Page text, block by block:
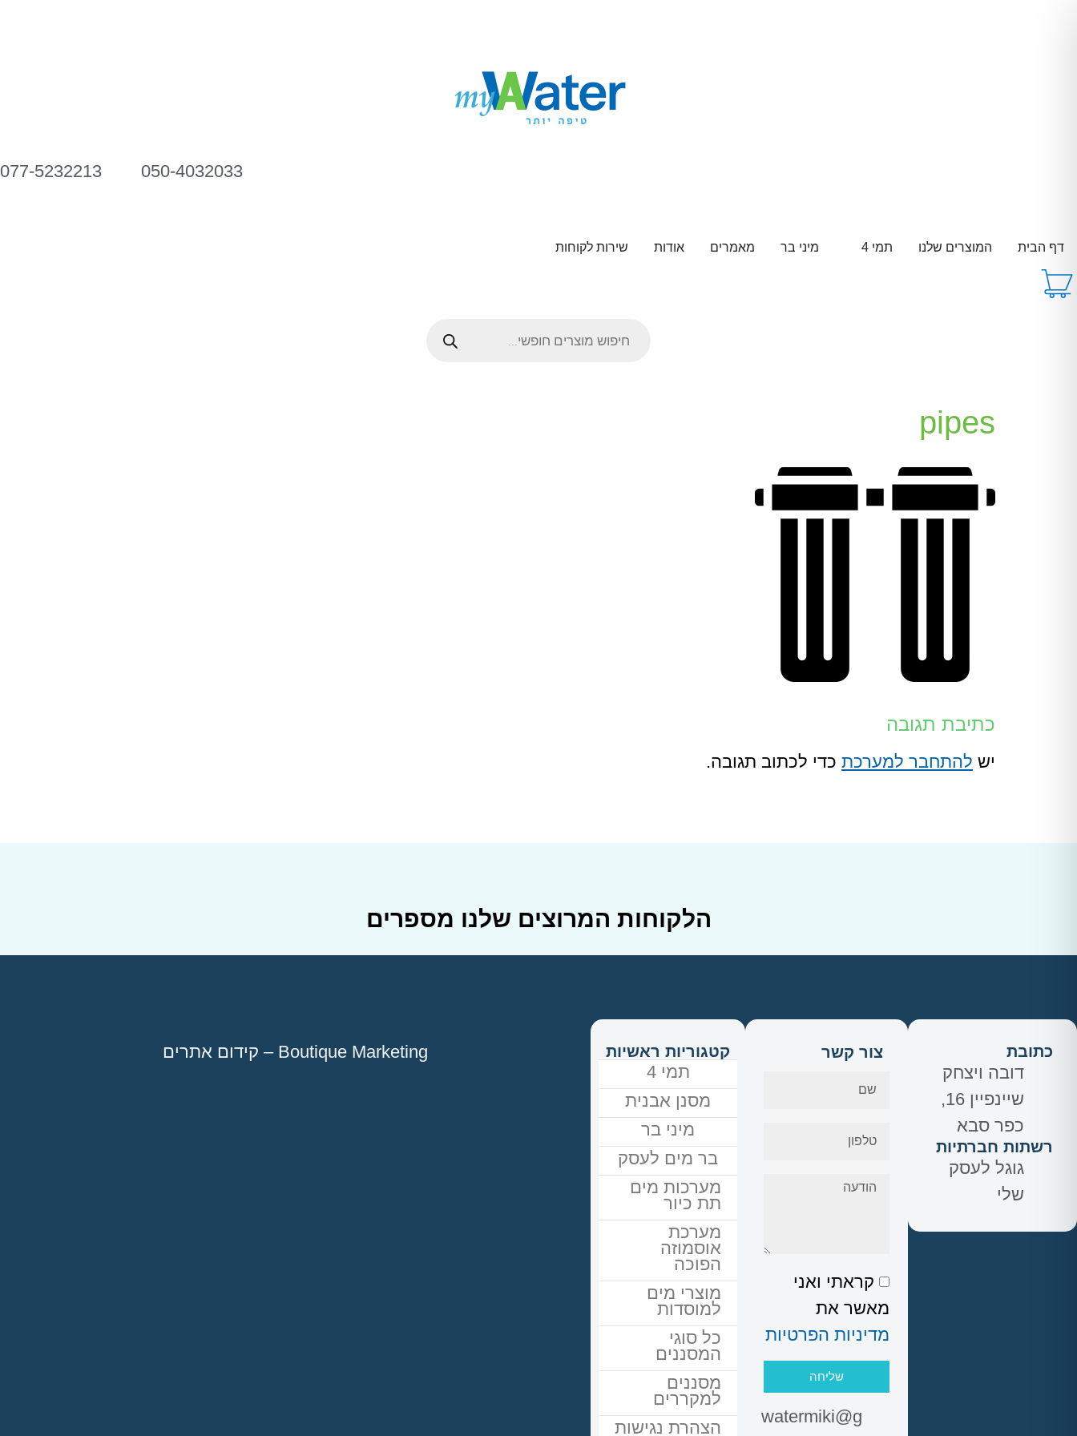
050-4032033
077-5232213
דף הבית המוצרים שלנו תמי 4 מיני בר מאמרים אודות שירות לקוחות
pipes
כתיבת תגובה
יש להתחבר למערכת כדי לכתוב תגובה.
הלקוחות המרוצים שלנו מספרים
כתובת
דובה ויצחק
שיינפיין 16,
כפר סבא
רשתות חברתיות
גוגל לעסק
שלי
צור קשר
קראתי ואני
מאשר את
מדיניות הפרטיות
שליחה
watermiki@g
קטגוריות ראשיות
תמי 4
מסנן אבנית
מיני בר
בר מים לעסק
מערכות מים
תת כיור
מערכת
אוסמוזה
הפוכה
מוצרי מים
למוסדות
כל סוגי
המסננים
מסננים
למקררים
הצהרת נגישות
Boutique Marketing – קידום אתרים